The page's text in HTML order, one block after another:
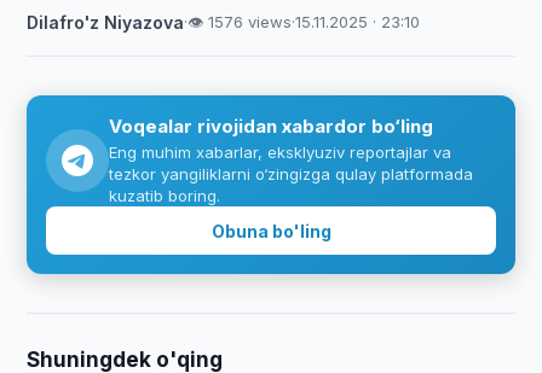
Dilafro'z Niyazova·👁 1576 views·15.11.2025 · 23:10
Voqealar rivojidan xabardor bo‘ling
Eng muhim xabarlar, eksklyuziv reportajlar va
tezkor yangiliklarni o‘zingizga qulay platformada
kuzatib boring.
Obuna bo'ling
Shuningdek o'qing